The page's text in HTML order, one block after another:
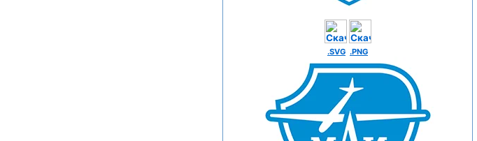
.SVG .PNG